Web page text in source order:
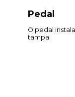
Pedal
O pedal
tampa